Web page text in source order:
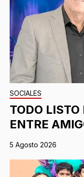
SOCIALES
TODO
ENTRE
5 Agosto 2026